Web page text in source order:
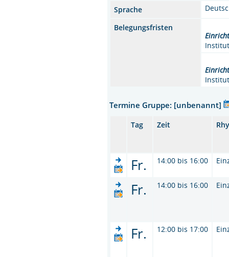
Sprache
Belegungsfristen
Termine Gruppe: [unbenannt]
Tag Zeit
Fr. 14:00 bis 16:00
Fr. 14:00 bis 16:00
Fr. 12:00 bis 17:00